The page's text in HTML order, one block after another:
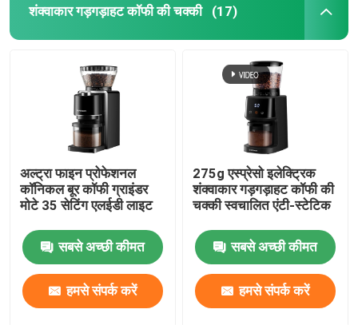
शंक्वाकार गड़गड़ाहट कॉफी की चक्की (17)
अल्ट्रा फाइन प्रोफेशनल
कॉनिकल बूर कॉफी ग्राइंडर
मोटे 35 सेटिंग एलईडी लाइट
सबसे अच्छी कीमत
हमसे संपर्क करें
275g एस्प्रेसो इलेक्ट्रिक
शंक्वाकार गड़गड़ाहट कॉफी की
चक्की स्वचालित एंटी-स्टेटिक
सबसे अच्छी कीमत
हमसे संपर्क करें